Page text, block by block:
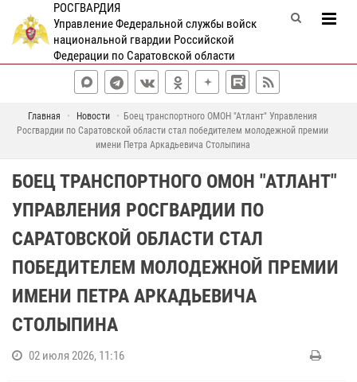
РОСГВАРДИЯ
Управление Федеральной службы войск
национальной гвардии Российской
Федерации по Саратовской области
Главная Новости
Боец транспортного ОМОН "Атлант" Управления
Росгвардии по Саратовской области стал победителем молодежной премии
имени Петра Аркадьевича Столыпина
БОЕЦ ТРАНСПОРТНОГО ОМОН "АТЛАНТ"
УПРАВЛЕНИЯ РОСГВАРДИИ ПО
САРАТОВСКОЙ ОБЛАСТИ СТАЛ
ПОБЕДИТЕЛЕМ МОЛОДЕЖНОЙ ПРЕМИИ
ИМЕНИ ПЕТРА АРКАДЬЕВИЧА
СТОЛЫПИНА
02 июля 2026, 11:16